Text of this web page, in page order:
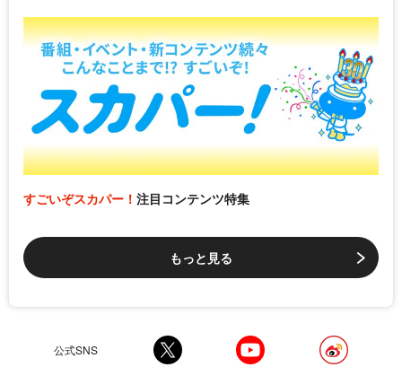
すごいぞスカパー！ 注目コンテンツ特集
もっと見る
公式SNS